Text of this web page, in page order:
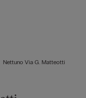
Nettuno Via G. Matteotti